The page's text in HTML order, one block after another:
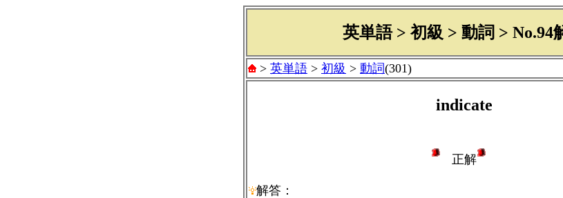
英単語 > 初級 > 動詞 > No.94
> 英単語 > 初級 > 動詞(301)
indicate
正解
解答：